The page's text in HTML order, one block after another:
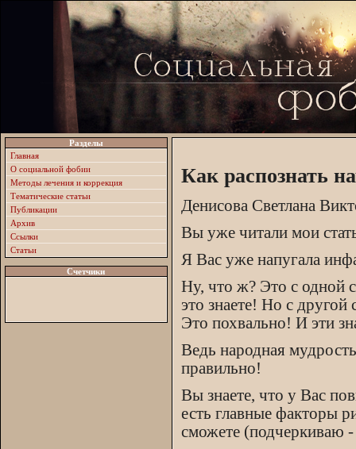
Разделы
Главная
О социальной фобии
Методы лечения и коррекция
Тематические статьи
Публикации
Архив
Ссылки
Статьи
Счетчики
Как распознать
Денисова Светлана
Вы уже читали мои
Я Вас уже напугала
Ну, что ж? Это с одной
это знаете! Но с
Это похвально! И эти
Ведь народная
правильно!
Вы знаете, что у Вас
есть главные факторы
сможете (подчеркиваю -